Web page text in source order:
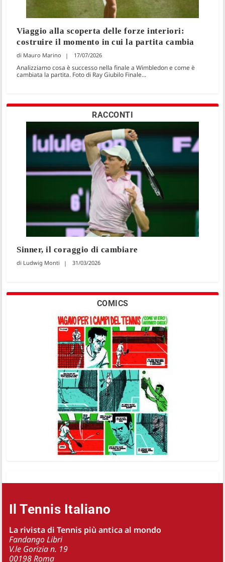
Viaggio alla scoperta delle forze interiori:
costruire il momento in cui la partita cambia
Mauro Marino 17/07/2026
Analizziamo cosa è successo nella finale a Wimbledon e come è
cambiata la partita. Foto di Ray Giubilo Finale...
RACCONTI
Sinner, il coraggio di cambiare
Ludwig Monti 31/03/2026
COMICS
Il Tennis Italiano
La rivista di Tennis più antica al mondo
Fandango Libri
V.le Gorizia n. 19
00198 Roma